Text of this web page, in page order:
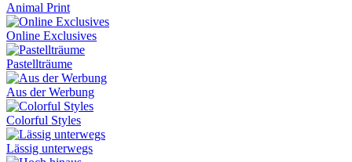
Animal Print
Online Exclusives
Pastellträume
Aus der Werbung
Colorful Styles
Lässig unterwegs